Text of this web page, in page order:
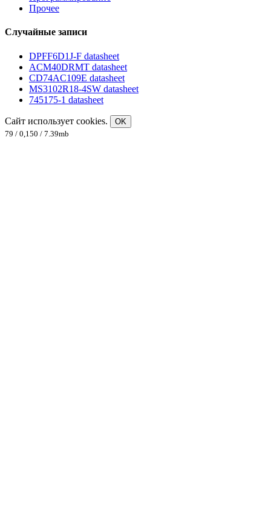
Прочее
Случайные записи
DPFF6D1J-F datasheet
ACM40DRMT datasheet
CD74AC109E datasheet
MS3102R18-4SW datasheet
745175-1 datasheet
Сайт использует cookies.
OK
79 / 0,150 / 7.39mb